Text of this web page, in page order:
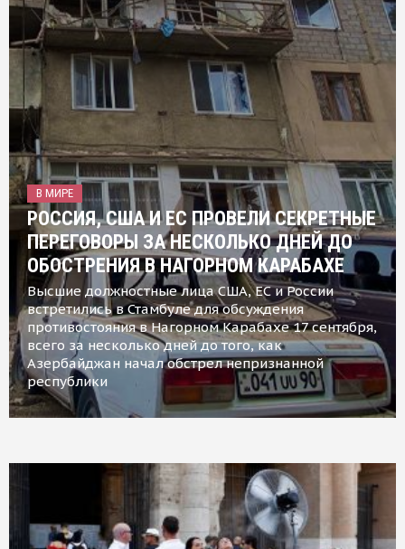
В МИРЕ
РОССИЯ, США И ЕС ПРОВЕЛИ СЕКРЕТНЫЕ
ПЕРЕГОВОРЫ ЗА НЕСКОЛЬКО ДНЕЙ ДО
ОБОСТРЕНИЯ В НАГОРНОМ КАРАБАХЕ
Высшие должностные лица США, ЕС и России
встретились в Стамбуле для обсуждения
противостояния в Нагорном Карабахе 17 сентября,
всего за несколько дней до того, как
Азербайджан начал обстрел непризнанной
республики